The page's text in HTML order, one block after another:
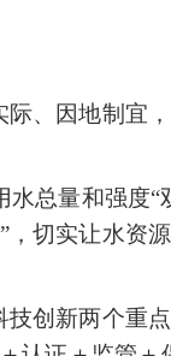
、因地制宜
总量和强度“
切实让水资
创新两个重